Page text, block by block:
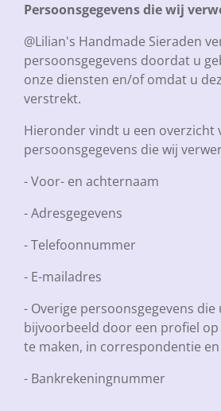
Persoonsgegevens die wij
@Lilian's Handmade Sieraden
persoonsgegevens doordat u
onze diensten en/of omdat u
verstrekt.
Hieronder vindt u een overzicht
persoonsgegevens die wij
- Voor- en achternaam
- Adresgegevens
- Telefoonnummer
- E-mailadres
- Overige persoonsgegevens
bijvoorbeeld door een profiel op
te maken, in correspondentie
- Bankrekeningnummer